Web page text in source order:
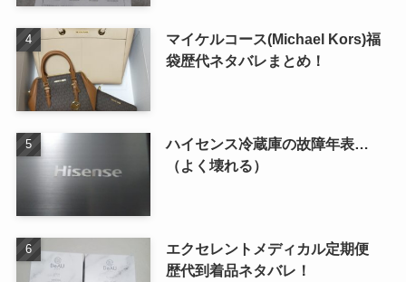
マイケルコース(Michael Kors)福
袋歴代ネタバレまとめ！
ハイセンス冷蔵庫の故障年表…
（よく壊れる）
エクセレントメディカル定期便
歴代到着品ネタバレ！